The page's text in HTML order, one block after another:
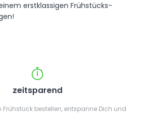
erstklassigen Frühstücks-
zeitsparend
bestellen, entspanne Dich und